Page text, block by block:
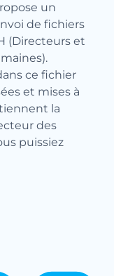
un
de fichiers
(Directeurs et
ce fichier
et mises à
la
des
puissiez